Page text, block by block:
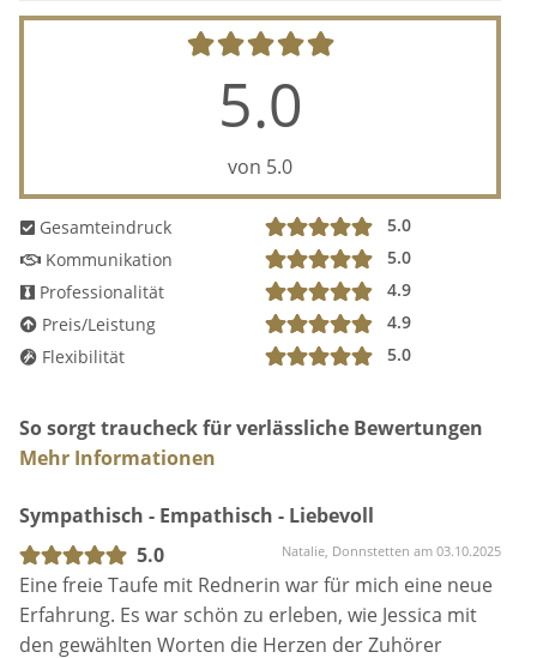
5.0
von 5.0
Gesamteindruck
5.0
Kommunikation
5.0
Professionalität
4.9
Preis/Leistung
4.9
Flexibilität
5.0
So sorgt traucheck für verlässliche Bewertungen
Mehr Informationen
Sympathisch - Empathisch - Liebevoll
5.0
Natalie, Donnstetten am 03.10.2025
Eine freie Taufe mit Rednerin war für mich eine neue
Erfahrung. Es war schön zu erleben, wie Jessica mit
den gewählten Worten die Herzen der Zuhörer